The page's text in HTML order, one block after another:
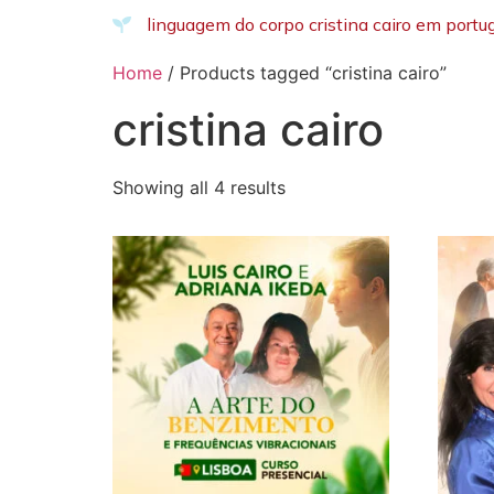
linguagem do corpo cristina cairo em
Home / Products tagged “cristina cairo”
cristina cairo
Showing all 4 results